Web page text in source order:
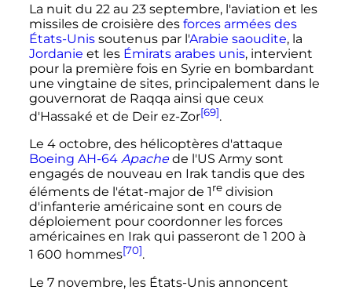
La nuit du 22 au 23 septembre, l'aviation et les
missiles de croisière des forces armées des
États-Unissoutenus par l'Arabie saoudite, la
Jordanie et les Émirats arabes unis, intervient
pour la première fois en Syrie en bombardant
une vingtaine de sites, principalement dans le
gouvernorat de Raqqa ainsi que ceux
d'Hassaké et de Deir ez-Zor[69].
Le 4 octobre, des hélicoptères d'attaque
Boeing AH-64 Apachede l'US Army sont
engagés de nouveau en Irak tandis que des
éléments de l'état-major de 1re division
d'infanterie américaine sont en cours de
déploiement pour coordonner les forces
américaines en Irak qui passeront de 1 200 à
1 600 hommes[70].
Le 7 novembre, les États-Unis annoncent